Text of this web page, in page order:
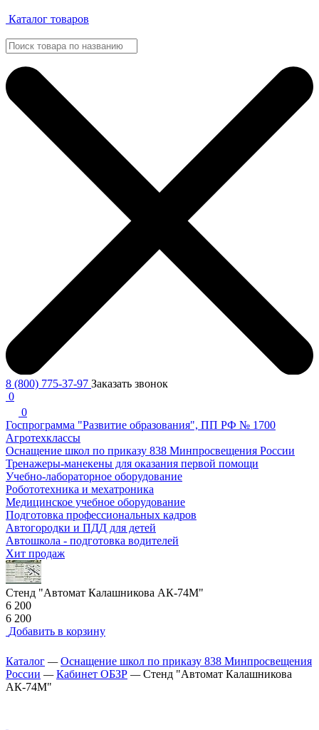
Каталог товаров
8 (800) 775-37-97 Заказать звонок
0
0
Госпрограмма "Развитие образования", ПП РФ № 1700
Агротехклассы
Оснащение школ по приказу 838 Минпросвещения России
Тренажеры-манекены для оказания первой помощи
Учебно-лабораторное оборудование
Робототехника и мехатроника
Медицинское учебное оборудование
Подготовка профессиональных кадров
Автогородки и ПДД для детей
Автошкола - подготовка водителей
Хит продаж
Стенд "Автомат Калашникова АК-74М"
6 200
6 200
Добавить в корзину
Каталог —Оснащение школ по приказу 838 Минпросвещения
России —Кабинет ОБЗР —Стенд "Автомат Калашникова
АК-74М"